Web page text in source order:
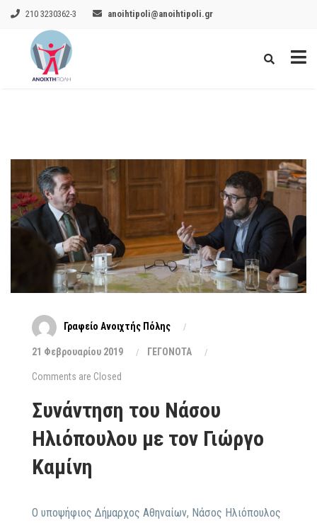
210 3230362-3 anoihtipoli@anoihtipoli.gr
Γραφείο Ανοιχτής Πόλης
21 Φεβρουαρίου 2019 ΓΕΓΟΝΟΤΑ
Comments are Closed
Συνάντηση του Νάσου
Ηλιόπουλου με τον Γιώργο
Καμίνη
Ο υποψήφιος Δήμαρχος Αθηναίων, Νάσος Ηλιόπουλος